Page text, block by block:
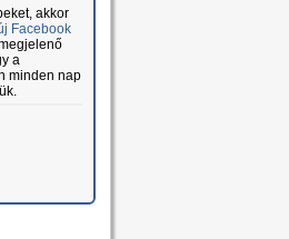
akkor
Facebook
a
minden nap